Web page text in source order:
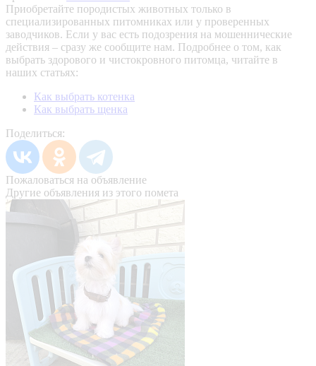
Приобретайте породистых животных только в
специализированных питомниках или у проверенных
заводчиков. Если у вас есть подозрения на мошеннические
действия – сразу же сообщите нам. Подробнее о том, как
выбрать здорового и чистокровного питомца, читайте в
наших статьях:
Как выбрать котенка
Как выбрать щенка
Поделиться:
Пожаловаться на объявление
Другие объявления из этого помета